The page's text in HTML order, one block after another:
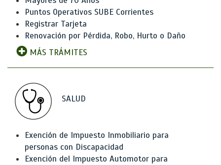
Puntos Operativos SUBE Corrientes
Registrar Tarjeta
Renovación por Pérdida, Robo, Hurto o Daño
MÁS TRÁMITES
SALUD
Exención de Impuesto Inmobiliario para
personas con Discapacidad
Exención del Impuesto Automotor para